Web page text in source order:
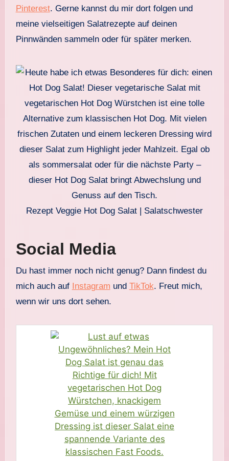
Pinterest. Gerne kannst du mir dort folgen und
meine vielseitigen Salatrezepte auf deinen
Pinnwänden sammeln oder für später merken.
Rezept Veggie Hot Dog Salat | Salatschwester
Social Media
Du hast immer noch nicht genug? Dann findest du
mich auch auf Instagram und TikTok. Freut mich,
wenn wir uns dort sehen.